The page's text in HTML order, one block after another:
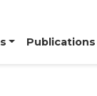
Publications